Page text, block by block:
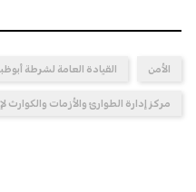
الأمن القيادة العامة لشرطة
مركز إدارة الطوارئ والأزمات والكوارث